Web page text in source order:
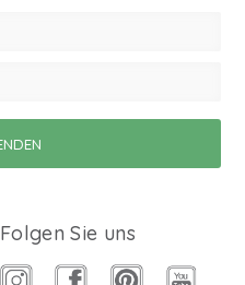
Folgen Sie uns